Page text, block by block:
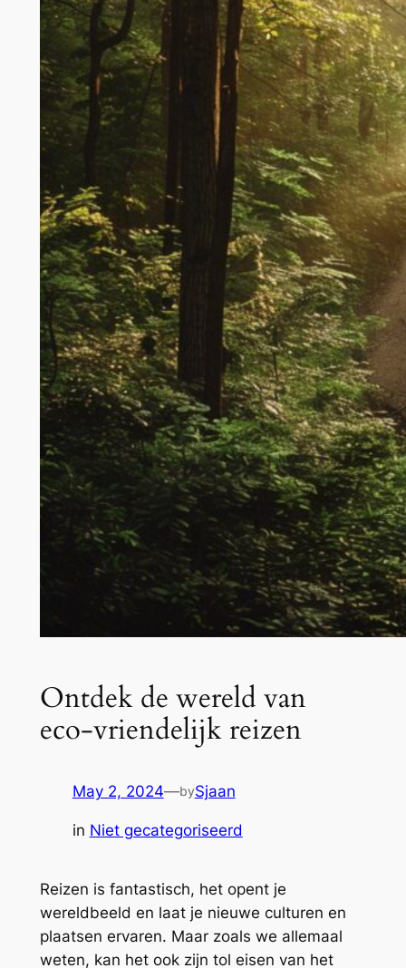
Ontdek de wereld van
eco-vriendelijk reizen
May 2, 2024—bySjaan
in Niet gecategoriseerd
Reizen is fantastisch, het opent je
wereldbeeld en laat je nieuwe culturen en
plaatsen ervaren. Maar zoals we allemaal
weten, kan het ook zijn tol eisen van het